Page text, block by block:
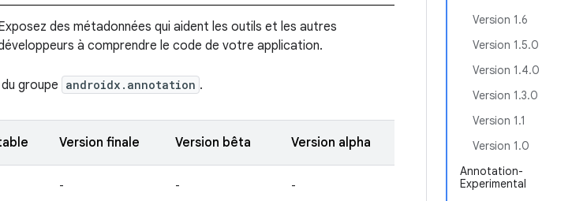
Version 1.6
Version 1.5.0
Version 1.4.0
Version 1.3.0
Version 1.1
Version 1.0
Annotation-
Experimental
des métadonnées qui aident les outils et les autres
à comprendre le code de votre application.
groupe androidx.annotation .
Version finale Version bêta Version alpha
- - -